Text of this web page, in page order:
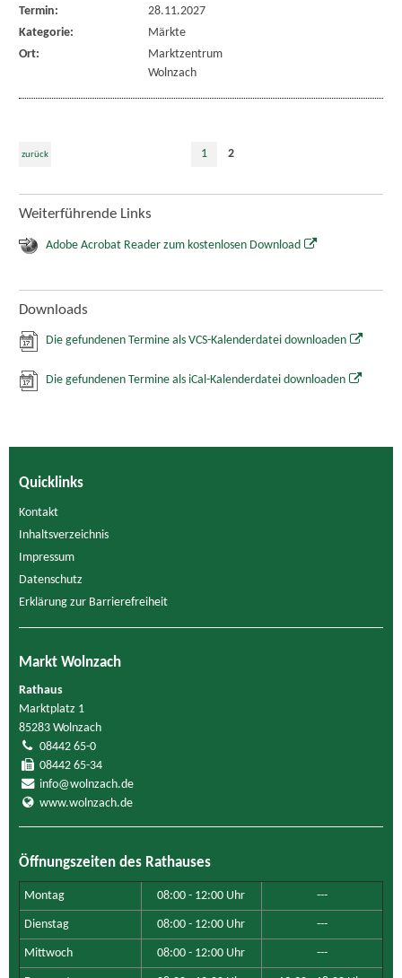
Termin:
28.11.2027
Kategorie:
Märkte
Ort:
Marktzentrum
Wolnzach
zurück 1 2
Weiterführende Links
Adobe Acrobat Reader zum kostenlosen Download
Downloads
Die gefundenen Termine als VCS-Kalenderdatei downloaden
Die gefundenen Termine als iCal-Kalenderdatei downloaden
Quicklinks
Kontakt
Inhaltsverzeichnis
Impressum
Datenschutz
Erklärung zur Barrierefreiheit
Markt Wolnzach
Rathaus
Marktplatz 1
85283 Wolnzach
08442 65-0
08442 65-34
info@wolnzach.de
www.wolnzach.de
Öffnungszeiten des Rathauses
Montag 08:00 - 12:00 Uhr ---
Dienstag 08:00 - 12:00 Uhr ---
Mittwoch 08:00 - 12:00 Uhr ---